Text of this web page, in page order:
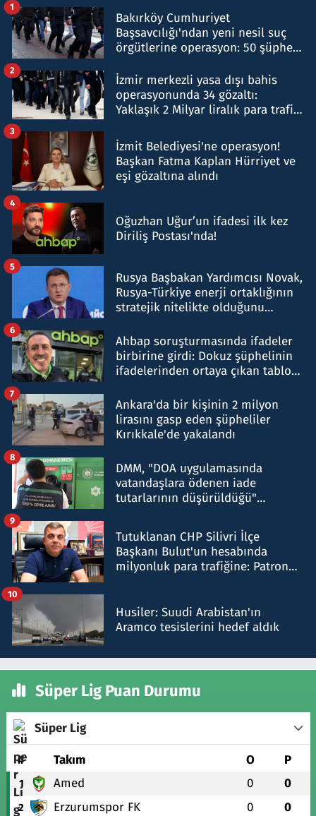
Bakırköy Cumhuriyet
Başsavcılığı'ndan yeni nesil suç
örgütlerine operasyon: 50 şüpheli
1
İzmir merkezli yasa dışı bahis
operasyonunda 34 gözaltı:
Yaklaşık 2 Milyar liralık para trafiği
2
İzmit Belediyesi'ne operasyon!
Başkan Fatma Kaplan Hürriyet ve
eşi gözaltına alındı
3
Oğuzhan Uğur’un ifadesi ilk kez
Diriliş Postası'nda!
4
Rusya Başbakan Yardımcısı Novak,
Rusya-Türkiye enerji ortaklığının
stratejik nitelikte olduğunu
5
Ahbap soruşturmasında ifadeler
birbirine girdi: Dokuz şüphelinin
ifadelerinden ortaya çıkan tablo
6
Ankara'da bir kişinin 2 milyon
lirasını gasp eden şüpheliler
Kırıkkale'de yakalandı
7
DMM, "DOA uygulamasında
vatandaşlara ödenen iade
tutarlarının düşürüldüğü"
8
Tutuklanan CHP Silivri İlçe
Başkanı Bulut'un hesabında
milyonluk para trafiğine: Patron
9
Husiler: Suudi Arabistan'ın
Aramco tesislerini hedef aldık
10
Süper Lig Puan Durumu
Süper Lig
# Takım O P
1 Amed 0 0
2 Erzurumspor FK 0 0